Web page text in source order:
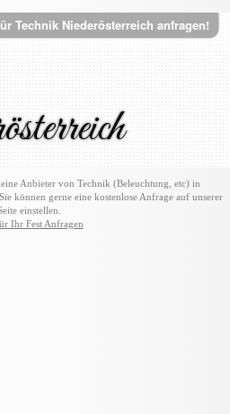
Technik Niederösterreich anfragen!
Anbieter von Technik (Beleuchtung, etc) in
können gerne eine kostenlose Anfrage auf unserer
einstellen.
Ihr Fest Anfragen